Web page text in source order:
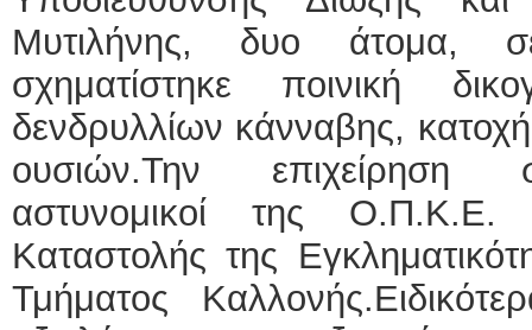
Μυτιλήνης, δυο άτομα,
σχηματίστηκε ποινική
δενδρυλλίων κάνναβης,
ουσιών.Την επιχείρηση
αστυνομικοί της
Καταστολής της
Τμήματος